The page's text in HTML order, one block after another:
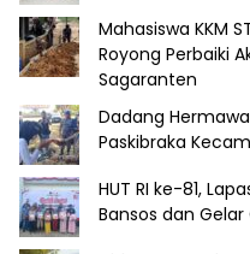
Mahasiswa KKM
Royong Perbaiki
Sagaranten
Dadang
Paskibraka
HUT RI ke-81,
Bansos dan